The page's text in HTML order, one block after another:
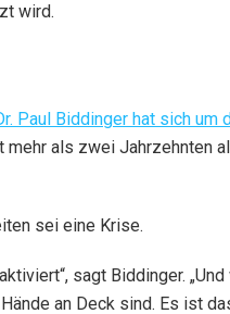
wird.
Paul Biddinger hat sich um
mehr als zwei Jahrzehnten
sei eine Krise.
sagt Biddinger.
an Deck sind. Es ist